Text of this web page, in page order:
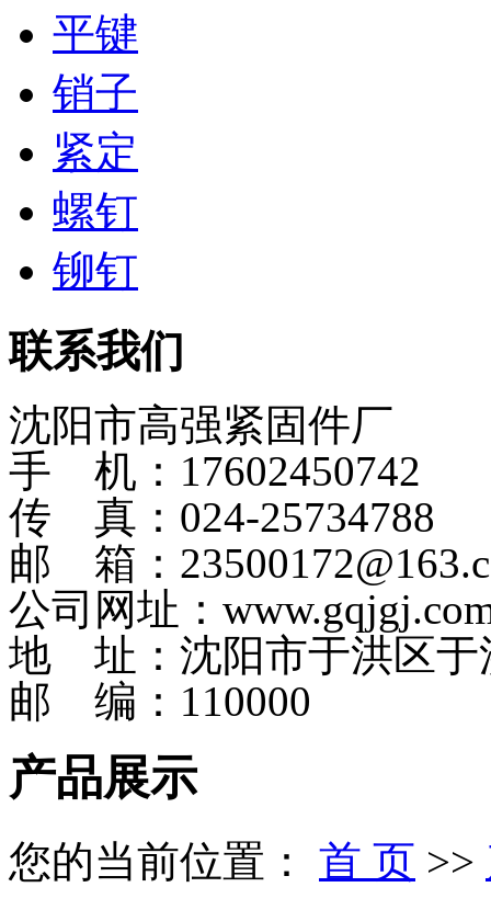
平键
销子
紧定
螺钉
铆钉
联系我们
沈阳市高强紧固件厂
手 机：17602450742
传 真：024-25734788
邮 箱：
公司网址：
地 址：沈阳市于洪区于
邮 编：110000
产品展示
您的当前位置： 首 页 >>